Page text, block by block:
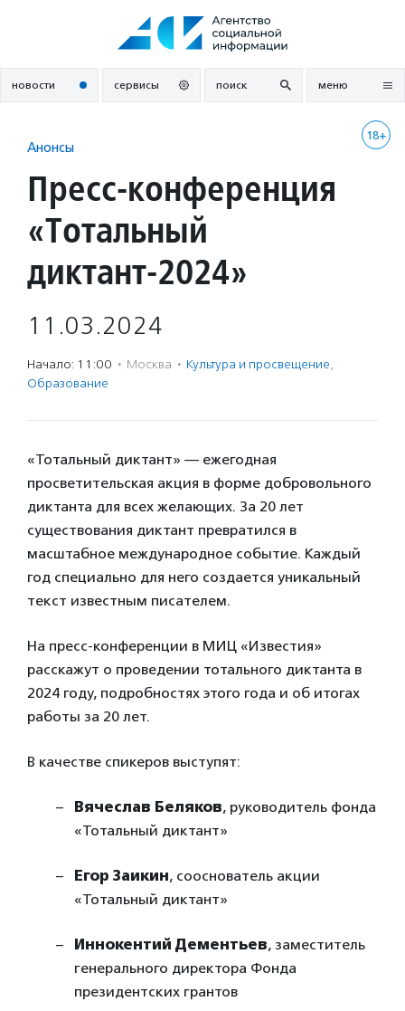
новости сервисы поиск меню
18+
Анонсы
Пресс-конференция
«Тотальный
диктант-2024»
11.03.2024
Начало: 11:00 · Москва · Культура и просвещение,
Образование
«Тотальный диктант» — ежегодная
просветительская акция в форме добровольного
диктанта для всех желающих. За 20 лет
существования диктант превратился в
масштабное международное событие. Каждый
год специально для него создается уникальный
текст известным писателем.
На пресс-конференции в МИЦ «Известия»
расскажут о проведении тотального диктанта в
2024 году, подробностях этого года и об итогах
работы за 20 лет.
В качестве спикеров выступят:
Вячеслав Беляков, руководитель фонда
«Тотальный диктант»
Егор Заикин, сооснователь акции
«Тотальный диктант»
Иннокентий Дементьев, заместитель
генерального директора Фонда
президентских грантов